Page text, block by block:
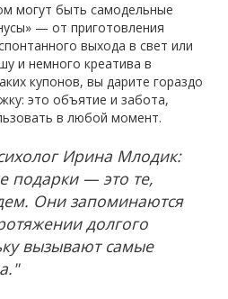
могут быть самодельные
— от приготовления
выхода в свет или
и немного креатива в
купонов, вы дарите гораздо
это объятие и забота,
в любой момент.
Ирина Млодик:
подарки — это те,
Они запоминаются
долгого
вызывают самые